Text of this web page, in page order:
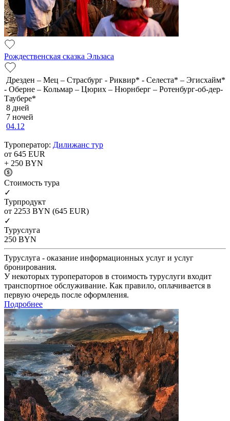
Рождественская сказка Эльзаса
Дрезден – Мец – Страсбург - Риквир* - Селеста* – Эгисхайм*
- Оберне – Кольмар – Цюрих – Нюрнберг – Ротенбург-об-дер-
Таубере*
8 дней
7 ночей
04.12
Туроператор: Дилижанс тур
от 645 EUR
+ 250 BYN
Cтоимость тура
✓
Турпродукт
от 2253 BYN (645 EUR)
✓
Туруслуга
250 BYN
Туруслуга - оказание информационных услуг и услуг
бронирования.
У некоторых туроператоров в стоимость туруслуги входит
транспортное обслуживание. Как правило, оплачивается в
первую очередь после оформления.
Подробнее